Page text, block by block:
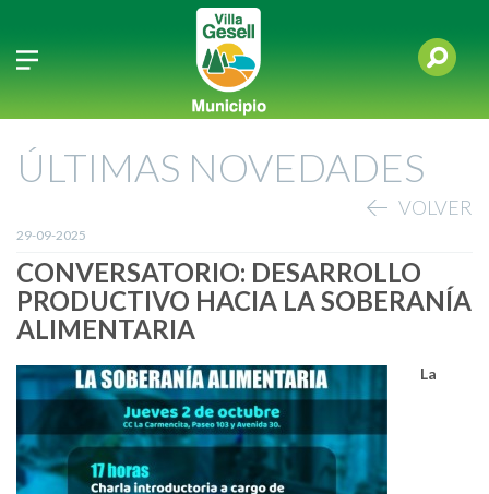
ÚLTIMAS NOVEDADES
VOLVER
29-09-2025
CONVERSATORIO: DESARROLLO
PRODUCTIVO HACIA LA SOBERANÍA
ALIMENTARIA
La